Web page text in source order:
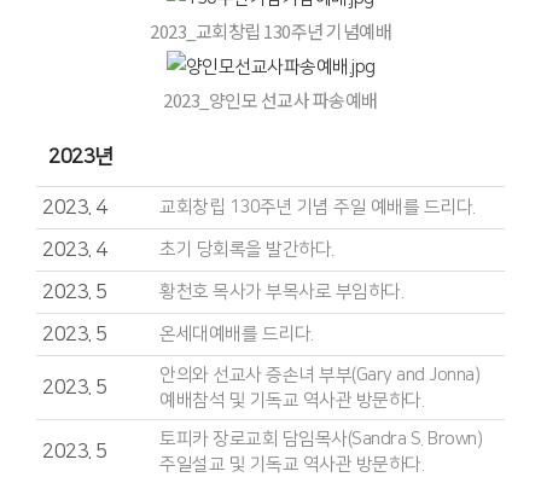
2023년
2023. 4 교회창립 130주년 기념 주일 예배를 드리다.
2023. 4 초기 당회록을 발간하다.
2023. 5 황천호 목사가 부목사로 부임하다.
2023. 5 온세대예배를 드리다.
2023. 5
안의와 선교사 증손녀 부부(Gary and Jonna)
예배참석 및 기독교 역사관 방문하다.
2023. 5
토피카 장로교회 담임목사(Sandra S. Brown)
주일설교 및 기독교 역사관 방문하다.
2023_교회창립 130주년 기념예배
2023_양인모 선교사 파송예배